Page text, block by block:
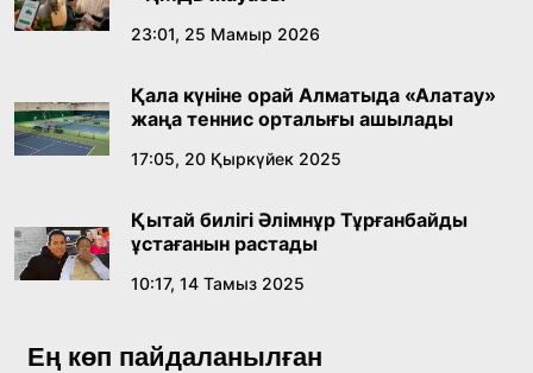
23:01, 25 Мамыр 2026
Қала күніне орай Алматыда «Алатау»
жаңа теннис орталығы ашылады
17:05, 20 Қыркүйек 2025
Қытай билігі Әлімнұр Тұрғанбайды
ұстағанын растады
10:17, 14 Тамыз 2025
Ең көп пайдаланылған